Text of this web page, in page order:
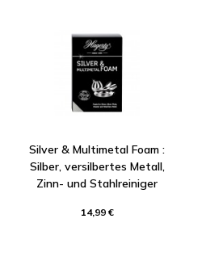
Silver & Multimetal Foam :
Silber, versilbertes Metall,
Zinn- und Stahlreiniger
14,99 €